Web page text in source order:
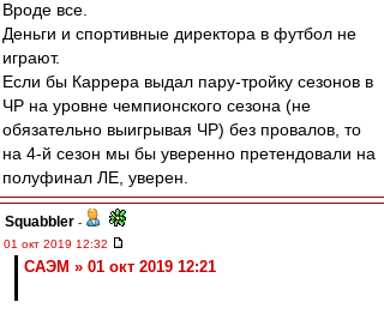
Вроде все.
Деньги и спортивные директора в футбол не
играют.
Если бы Каррера выдал пару-тройку сезонов в
ЧР на уровне чемпионского сезона (не
обязательно выигрывая ЧР) без провалов, то
на 4-й сезон мы бы уверенно претендовали на
полуфинал ЛЕ, уверен.
Squabbler -
01 окт 2019 12:32
САЭМ » 01 окт 2019 12:21